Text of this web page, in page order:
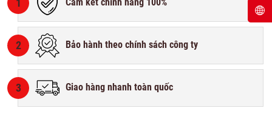
2 Bảo hành theo chính sách công ty
3 Giao hàng nhanh toàn quốc